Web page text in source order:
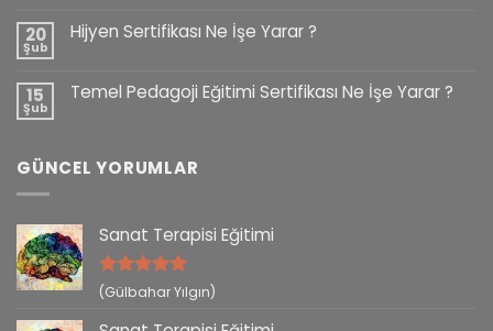
20
Şub
Hijyen Sertifikası Ne İşe Yarar ?
15
Şub
Temel Pedagoji Eğitimi Sertifikası Ne İşe Yarar ?
GÜNCEL YORUMLAR
Sanat Terapisi Eğitimi
5 üzerinden
(Gülbahar Yılgın)